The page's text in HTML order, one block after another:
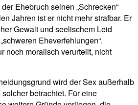
Ehebruch seinen „Schrecken“
Jahren ist er nicht mehr strafbar. Er
Gewalt und seelischem Leid
Eheverfehlungen“.
noch moralisch verurteilt, nicht
wird der Sex außerhalb
betrachtet. Für eine